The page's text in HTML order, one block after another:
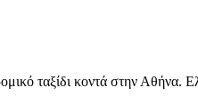
ταξίδι κοντά στην